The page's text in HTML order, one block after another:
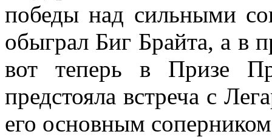
победы над сильными
обыграл Биг Брайта, а в
вот теперь в Призе
предстояла встреча с
его основным